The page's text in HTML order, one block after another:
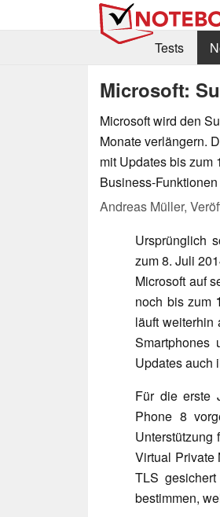
Tests
Microsoft:
Microsoft wird den
Monate verlängern.
mit Updates bis zum
Business-
Andreas Müller,
Ursprünglich
zum 8. Juli
Microsoft auf
noch bis zum
läuft weiterhin
Smartphones
Updates auch
Für die erste
Phone 8
Virtual Private
TLS
bestimmen,